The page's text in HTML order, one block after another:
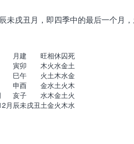
未戌丑月，即四季中的最后一个月，
月建 旺相休囚死
寅卯 木火水金土
巳午 火土木水金
申酉 金水土火木
亥子 水木金土火
月辰未戌丑土金火木水